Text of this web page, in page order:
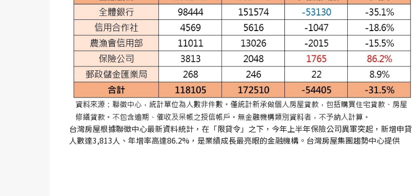
台灣房屋根據聯徵中心最新資料統計，在「限貸令」之下，今年上半年保險公司異軍突起，新增申貸
人數達3,813人、年增率高達86.2%，是業績成長最亮眼的金融機構。台灣房屋集團趨勢中心提供